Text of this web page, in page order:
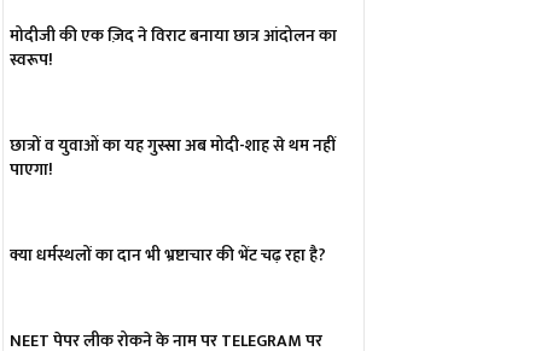
मोदीजी की एक ज़िद ने विराट बनाया छात्र आंदोलन का
स्वरूप!
छात्रों व युवाओं का यह गुस्सा अब मोदी-शाह से थम नहीं
पाएगा!
क्या धर्मस्थलों का दान भी भ्रष्टाचार की भेंट चढ़ रहा है?
NEET पेपर लीक रोकने के नाम पर TELEGRAM पर